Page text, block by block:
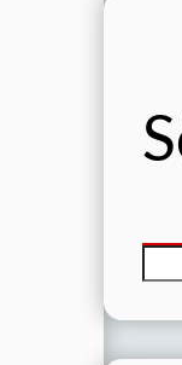
k